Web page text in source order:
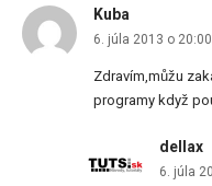
Kuba
6. júla 2013 o 20:00
Zdravím,můžu
programy když
dellax
6. júla